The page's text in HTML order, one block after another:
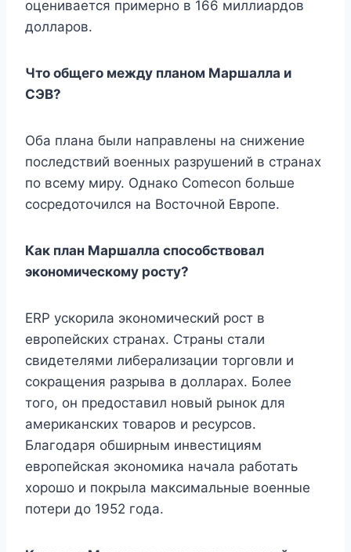
оценивается примерно в 166 миллиардов
долларов.
Что общего между планом Маршалла и
СЭВ?
Оба плана были направлены на снижение
последствий военных разрушений в странах
по всему миру. Однако Comecon больше
сосредоточился на Восточной Европе.
Как план Маршалла способствовал
экономическому росту?
ERP ускорила экономический рост в
европейских странах. Страны стали
свидетелями либерализации торговли и
сокращения разрыва в долларах. Более
того, он предоставил новый рынок для
американских товаров и ресурсов.
Благодаря обширным инвестициям
европейская экономика начала работать
хорошо и покрыла максимальные военные
потери до 1952 года.